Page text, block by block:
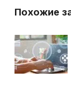
Похожие